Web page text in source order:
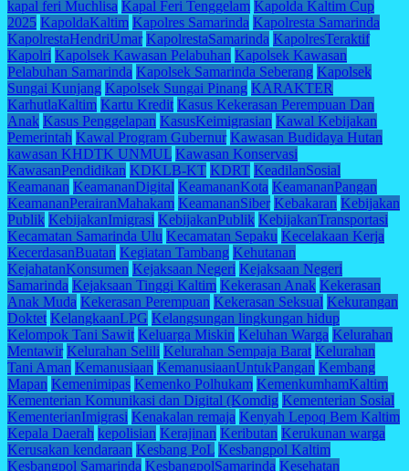
kapal feri Muchlisa Kapal Feri Tenggelam Kapolda Kaltim Cup
2025 KapoldaKaltim Kapolres Samarinda Kapolresta Samarinda
KapolrestaHendriUmar KapolrestaSamarinda KapolresTeraktif
Kapolri Kapolsek Kawasan Pelabuhan Kapolsek Kawasan
Pelabuhan Samarinda Kapolsek Samarinda Seberang Kapolsek
Sungai Kunjang Kapolsek Sungai Pinang KARAKTER
KarhutlaKaltim Kartu Kredit Kasus Kekerasan Perempuan Dan
Anak Kasus Penggelapan KasusKeimigrasian Kawal Kebijakan
Pemerintah Kawal Program Gubernur Kawasan Budidaya Hutan
kawasan KHDTK UNMUL Kawasan Konservasi
KawasanPendidikan KDKLB-KT KDRT KeadilanSosial
Keamanan KeamananDigital KeamananKota KeamananPangan
KeamananPerairanMahakam KeamananSiber Kebakaran Kebijakan
Publik KebijakanImigrasi KebijakanPublik KebijakanTransportasi
Kecamatan Samarinda Ulu Kecamatan Sepaku Kecelakaan Kerja
KecerdasanBuatan Kegiatan Tambang Kehutanan
KejahatanKonsumen Kejaksaan Negeri Kejaksaan Negeri
Samarinda Kejaksaan Tinggi Kaltim Kekerasan Anak Kekerasan
Anak Muda Kekerasan Perempuan Kekerasan Seksual Kekurangan
Doktet KelangkaanLPG Kelangsungan lingkungan hidup
Kelompok Tani Sawit Keluarga Miskin Keluhan Warga Kelurahan
Mentawir Kelurahan Selili Kelurahan Sempaja Barat Kelurahan
Tani Aman Kemanusiaan KemanusiaanUntukPangan Kembang
Mapan Kemenimipas Kemenko Polhukam KemenkumhamKaltim
Kementerian Komunikasi dan Digital (Komdig Kementerian Sosial
KementerianImigrasi Kenakalan remaja Kenyah Lepoq Bem Kaltim
Kepala Daerah kepolisian Kerajinan Keributan Kerukunan warga
Kerusakan kendaraan Kesbang PoL Kesbangpol Kaltim
Kesbangpol Samarinda KesbangpolSamarinda Kesehatan